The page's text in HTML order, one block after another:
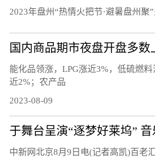
20‍‍‍‍‍‍‍‍‍23年盘州“热情火把节·避暑盘州聚
国内商品期市夜盘开盘多数
能化品领涨，LPG涨近3%，低硫燃
近2%；农产品
2023-08-09
中新网北京8月9日电(记者高凯)百老